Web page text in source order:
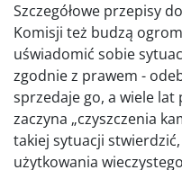
Szczegółowe przepisy
Komisji też budzą
uświadomić sobie
zgodnie z prawem -
sprzedaje go, a wiele lat
zaczyna „czyszczenia
takiej sytuacji
użytkowania